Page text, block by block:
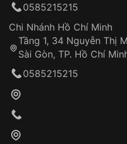
Khách hàng kiểm
Đảm bảo quyền lợi
Đồng hành cùng
trình sử dụng
0585215215
Chi Nhánh Hồ Chí Minh
Tầng 1, 34 Nguyễn Thị
Sài Gòn, TP. Hồ Chí
0585215215